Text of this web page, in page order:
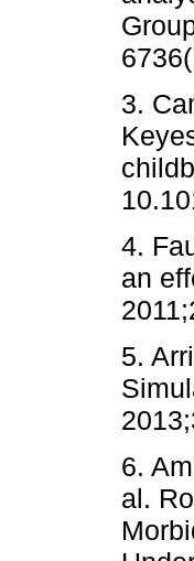
3.
4.
an
5.
6.
al.